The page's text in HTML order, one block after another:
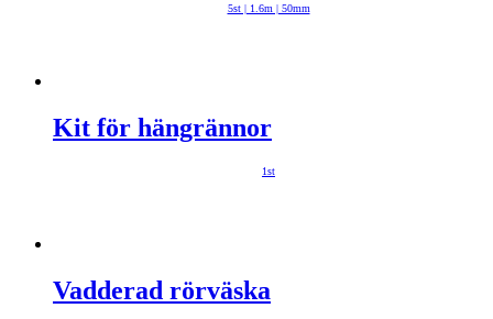
5st | 1.6m | 50mm
Kit för hängrännor
1st
Vadderad rörväska